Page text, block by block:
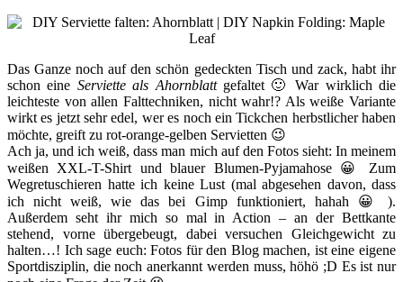
Das Ganze noch auf den schön gedeckten Tisch und zack, habt ihr
schon eine Serviette als Ahornblattgefaltet 🙂 War wirklich die
leichteste von allen Falttechniken, nicht wahr!? Als weiße Variante
wirkt es jetzt sehr edel, wer es noch ein Tickchen herbstlicher haben
möchte, greift zu rot-orange-gelben Servietten 😉
Ach ja, und ich weiß, dass man mich auf den Fotos sieht: In meinem
weißen XXL-T-Shirt und blauer Blumen-Pyjamahose 😀 Zum
Wegretuschieren hatte ich keine Lust (mal abgesehen davon, dass
ich nicht weiß, wie das bei Gimp funktioniert, hahah 😀 ).
Außerdem seht ihr mich so mal in Action – an der Bettkante
stehend, vorne übergebeugt, dabei versuchen Gleichgewicht zu
halten…! Ich sage euch: Fotos für den Blog machen, ist eine eigene
Sportdisziplin, die noch anerkannt werden muss, höhö ;D Es ist nur